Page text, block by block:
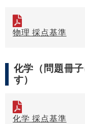
物理 採点基準
化学（問題冊
す）
化学 採点基準